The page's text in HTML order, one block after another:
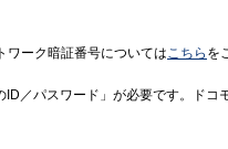
ワーク暗証番号についてはこちら を
／パスワード」が必要です。ドコ